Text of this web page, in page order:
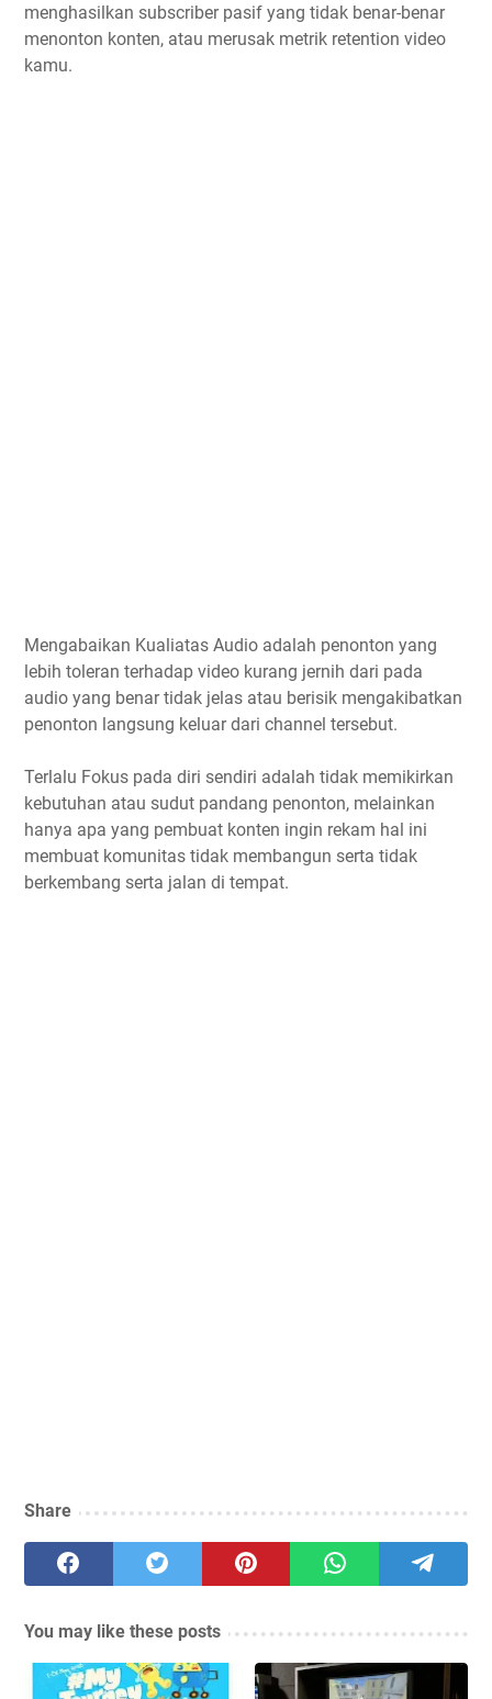
menghasilkan subscriber pasif yang tidak benar-benar
menonton konten, atau merusak metrik retention video
kamu.
Mengabaikan Kualiatas Audio adalah penonton yang
lebih toleran terhadap video kurang jernih dari pada
audio yang benar tidak jelas atau berisik mengakibatkan
penonton langsung keluar dari channel tersebut.
Terlalu Fokus pada diri sendiri adalah tidak memikirkan
kebutuhan atau sudut pandang penonton, melainkan
hanya apa yang pembuat konten ingin rekam hal ini
membuat komunitas tidak membangun serta tidak
berkembang serta jalan di tempat.
Share
You may like these posts